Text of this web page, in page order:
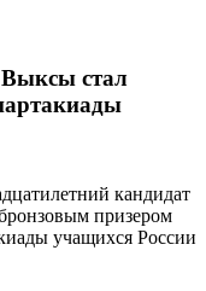
Выксы стал
кандидат
призером
учащихся России